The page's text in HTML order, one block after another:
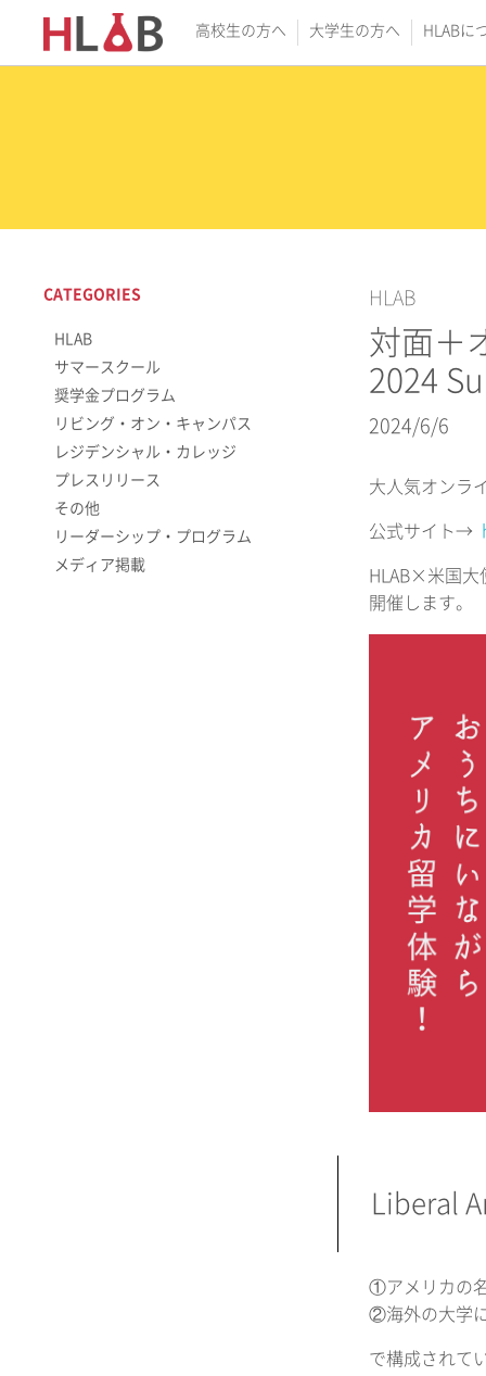
高校生の方へ 大学生の方へ HLABに
HLAB
対面＋
2024
2024/6/6
大人気オンラ
公式サイト→
HLAB×米国大
開催します。
Liberal
①アメリカの
②海外の大学
で構成されて
CATEGORIES
HLAB
サマースクール
奨学金プログラム
リビング・オン・キャンパス
レジデンシャル・カレッジ
プレスリリース
その他
リーダーシップ・プログラム
メディア掲載